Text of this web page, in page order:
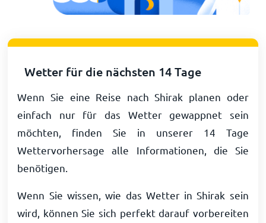
Wetter für die nächsten 14 Tage
Wenn Sie eine Reise nach Shirak planen oder
einfach nur für das Wetter gewappnet sein
möchten, finden Sie in unserer 14 Tage
Wettervorhersage alle Informationen, die Sie
benötigen.
Wenn Sie wissen, wie das Wetter in Shirak sein
wird, können Sie sich perfekt darauf vorbereiten